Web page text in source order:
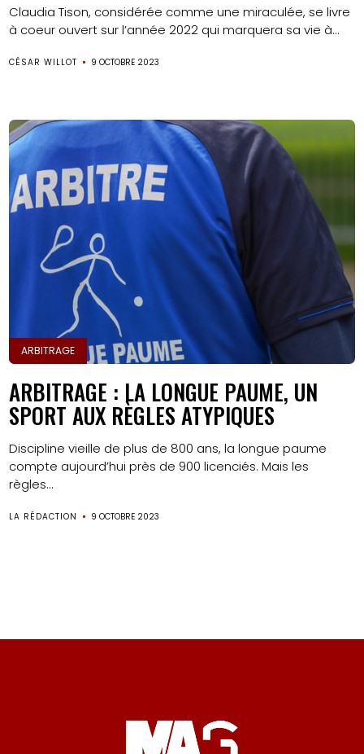
Claudia Tison, considérée comme une miraculée, se livre
à coeur ouvert sur l’année 2022 qui marquera sa vie à...
CÉSAR WILLOT 9 OCTOBRE 2023
ARBITRAGE
ARBITRAGE : LA LONGUE PAUME, UN
SPORT AUX RÈGLES ATYPIQUES
Discipline vieille de plus de 800 ans, la longue paume
compte aujourd’hui près de 900 licenciés. Mais les
règles...
LA RÉDACTION 9 OCTOBRE 2023